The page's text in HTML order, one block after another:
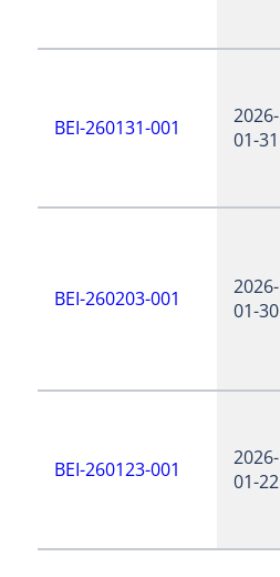
BEI-260131-001
2026-
01-31
BEI-260203-001
2026-
01-30
BEI-260123-001
2026-
01-22